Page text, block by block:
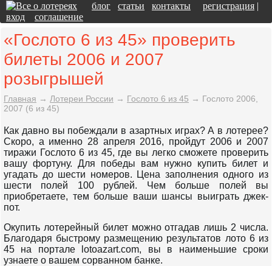
блог статьи контакты регистрация |
вход
соглашение
«Гослото 6 из 45» проверить
билеты 2006 и 2007
розыгрышей
Главная → Лотереи России → Гослото 6 из 45 → Гослото 2006,
2007 (6 из 45)
Как давно вы побеждали в азартных играх? А в лотерее?
Скоро, а именно 28 апреля 2016, пройдут 2006 и 2007
тиражи Гослото 6 из 45, где вы легко сможете проверить
вашу фортуну. Для победы вам нужно купить билет и
угадать до шести номеров. Цена заполнения одного из
шести полей 100 рублей. Чем больше полей вы
приобретаете, тем больше ваши шансы выиграть джек-
пот.
Окупить лотерейный билет можно отгадав лишь 2 числа.
Благодаря быстрому размещению результатов лото 6 из
45 на портале lotoazart.com, вы в наименьшие сроки
узнаете о вашем сорванном банке.